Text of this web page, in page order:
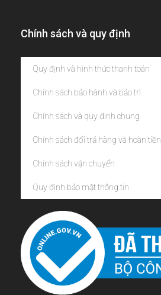
Chính sách và quy định
Quy định và hình thức thanh toán
Chính sách bảo hành và bảo trì
Chính sách và quy định chung
Chính sách đổi trả hàng và hoàn tiền
Chính sách vận chuyển
Quy định bảo mật thông tin